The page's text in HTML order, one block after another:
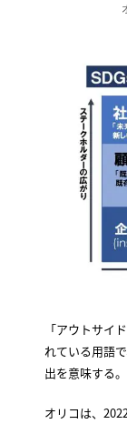
「アウトサイ
れている用語
出を意味する。
オリコは、